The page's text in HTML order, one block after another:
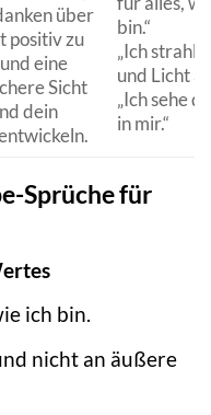
über
positiv zu
eine
Sicht
dein
bin.“
„Ich
und Licht
„Ich sehe
in mir.“
Sprüche für
ich bin.
nicht an äußere